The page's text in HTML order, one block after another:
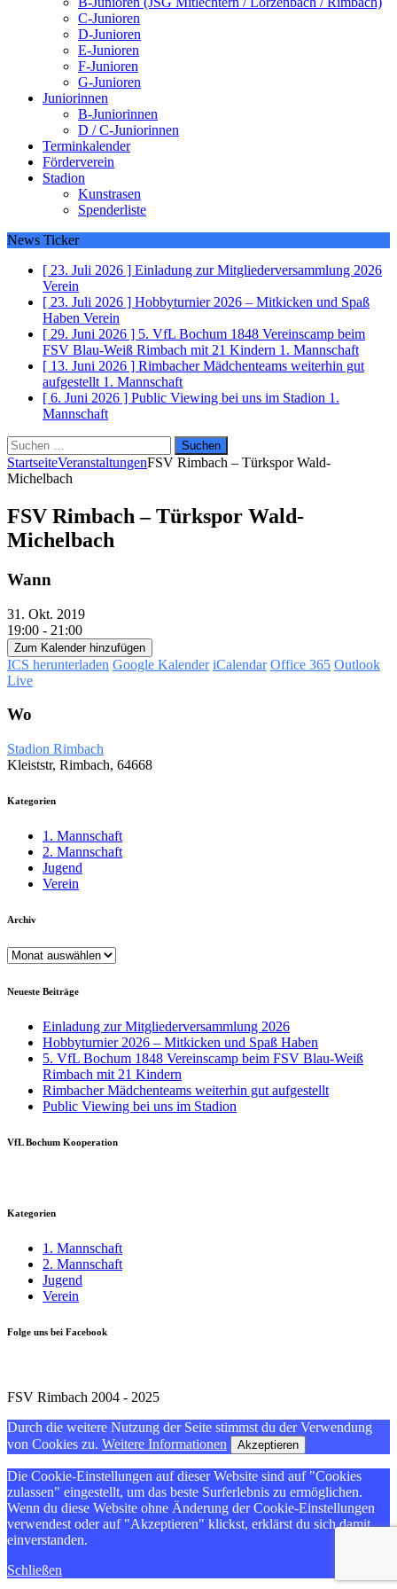
C-Junioren
D-Junioren
E-Junioren
F-Junioren
G-Junioren
Juniorinnen
B-Juniorinnen
D / C-Juniorinnen
Terminkalender
Förderverein
Stadion
Kunstrasen
Spenderliste
News Ticker
[ 23. Juli 2026 ] Einladung zur Mitgliederversammlung 2026
Verein
[ 23. Juli 2026 ] Hobbyturnier 2026 – Mitkicken und Spaß
Haben Verein
[ 29. Juni 2026 ] 5. VfL Bochum 1848 Vereinscamp beim
FSV Blau-Weiß Rimbach mit 21 Kindern 1. Mannschaft
[ 13. Juni 2026 ] Rimbacher Mädchenteams weiterhin gut
aufgestellt 1. Mannschaft
[ 6. Juni 2026 ] Public Viewing bei uns im Stadion 1.
Mannschaft
Suchen
nach:
StartseiteVeranstaltungenFSV Rimbach – Türkspor Wald-
Michelbach
FSV Rimbach – Türkspor Wald-
Michelbach
Wann
31. Okt. 2019
19:00 - 21:00
Zum Kalender hinzufügen
ICS herunterladen Google Kalender iCalendar Office 365 Outlook
Live
Wo
Stadion Rimbach
Kleiststr, Rimbach, 64668
Kategorien
1. Mannschaft
2. Mannschaft
Jugend
Verein
Archiv
Archiv
Neueste Beiträge
Einladung zur Mitgliederversammlung 2026
Hobbyturnier 2026 – Mitkicken und Spaß Haben
5. VfL Bochum 1848 Vereinscamp beim FSV Blau-Weiß
Rimbach mit 21 Kindern
Rimbacher Mädchenteams weiterhin gut aufgestellt
Public Viewing bei uns im Stadion
VfL Bochum Kooperation
Kategorien
1. Mannschaft
2. Mannschaft
Jugend
Verein
Folge uns bei Facebook
FSV Rimbach 2004 - 2025
Durch die weitere Nutzung der Seite stimmst du der Verwendung
von Cookies zu. Weitere Informationen Akzeptieren
Die Cookie-Einstellungen auf dieser Website sind auf "Cookies
zulassen" eingestellt, um das beste Surferlebnis zu ermöglichen.
Wenn du diese Website ohne Änderung der Cookie-Einstellungen
verwendest oder auf "Akzeptieren" klickst, erklärst du sich damit
einverstanden.
Schließen